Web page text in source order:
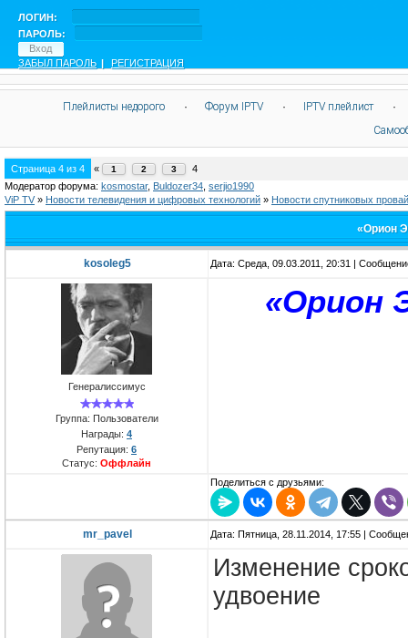
ЛОГИН:
ПАРОЛЬ:
ЗАБЫЛ ПАРОЛЬ | РЕГИСТРАЦИЯ
Плейлисты недорого · Форум IPTV · IPTV плейлист
·
Страница 4 из 4 « 1 2 3
4
Модератор форума: kosmostar, Buldozer34 serjio1990
ViP TV » Новости телевидения и цифровых технологий » Новости спутниковых
«Орион
kosoleg5 Дата: Среда, 09.03.2011, 20:31 |
Генералиссимус
Группа: Пользователи
Награды: 4
Репутация: 6
Статус: Оффлайн
«Орион
Поделиться с друзьями:
mr_pavel Дата: Пятница, 28.11.2014, 17:55 |
Изменение
удвоение